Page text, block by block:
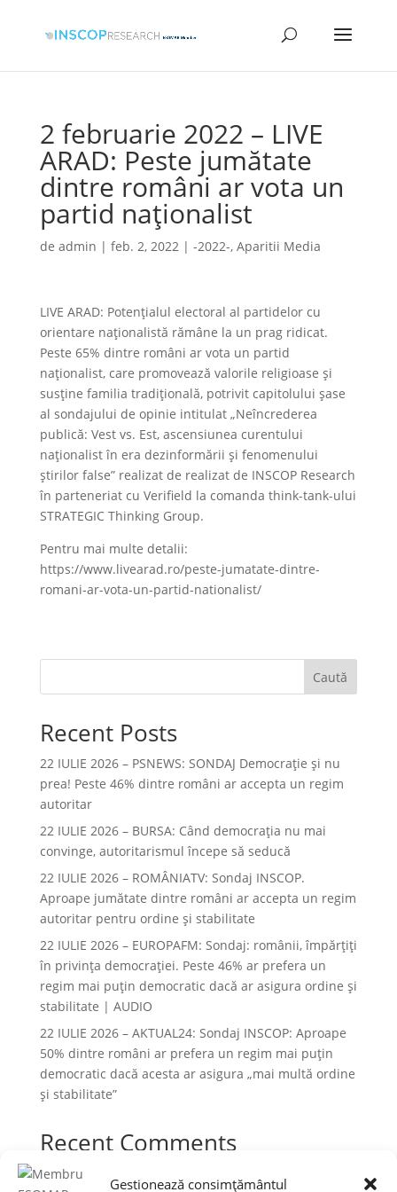
Gestionează consimțământul
2 februarie 2022 – LIVE
ARAD: Peste jumătate
dintre români ar vota un
partid naționalist
de admin | feb. 2, 2022| -2022-, Aparitii Media
LIVE ARAD: Potențialul electoral al partidelor cu
orientare naționalistă rămâne la un prag ridicat.
Peste 65% dintre români ar vota un partid
naționalist, care promovează valorile religioase și
susține familia tradițională, potrivit capitolului șase
al sondajului de opinie intitulat „Neîncrederea
publică: Vest vs. Est, ascensiunea curentului
naţionalist în era dezinformării şi fenomenului
ştirilor false” realizat de realizat de INSCOP Research
în parteneriat cu Verifield la comanda think-tank-ului
STRATEGIC Thinking Group.
Pentru mai multe detalii:
https://www.livearad.ro/peste-jumatate-dintre-
romani-ar-vota-un-partid-nationalist/
Caută
Recent Posts
22 IULIE 2026 – PSNEWS: SONDAJ Democrație și nu
prea! Peste 46% dintre români ar accepta un regim
autoritar
22 IULIE 2026 – BURSA: Când democraţia nu mai
convinge, autoritarismul începe să seducă
22 IULIE 2026 – ROMÂNIATV: Sondaj INSCOP.
Aproape jumătate dintre români ar accepta un regim
autoritar pentru ordine și stabilitate
22 IULIE 2026 – EUROPAFM: Sondaj: românii, împărțiți
în privința democrației. Peste 46% ar prefera un
regim mai puțin democratic dacă ar asigura ordine și
stabilitate | AUDIO
22 IULIE 2026 – AKTUAL24: Sondaj INSCOP: Aproape
50% dintre români ar prefera un regim mai puțin
democratic dacă acesta ar asigura „mai multă ordine
și stabilitate”
Recent Comments
Niciun comentariu de arătat.